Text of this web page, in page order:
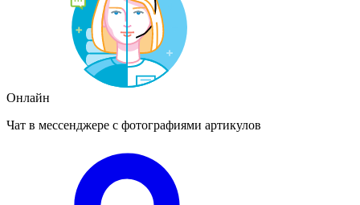
Онлайн
Чат в мессенджере с фотографиями артикулов